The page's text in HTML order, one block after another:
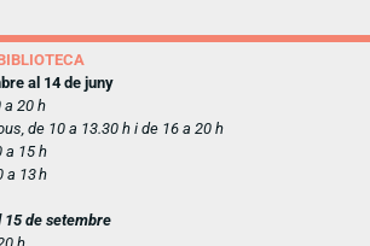
al 14 de juny
a 20 h
de 10 a 13.30 h i de 16 a 20 h
a 15 h
a 13 h
15 de setembre